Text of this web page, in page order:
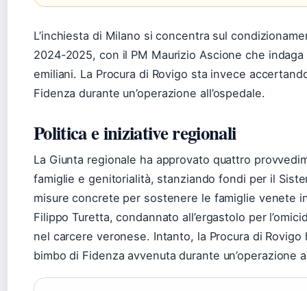
L’inchiesta di Milano si concentra sul
2024-2025, con il PM Maurizio Ascione che
emiliani. La Procura di Rovigo sta invece
Fidenza durante un’operazione all’ospedale.
Politica e iniziative regionali
La Giunta regionale ha approvato quattro
famiglie e genitorialità, stanziando fondi per il
misure concrete per sostenere le famiglie venete
Filippo Turetta, condannato all’ergastolo per
nel carcere veronese. Intanto, la Procura di
bimbo di Fidenza avvenuta durante un’operazione